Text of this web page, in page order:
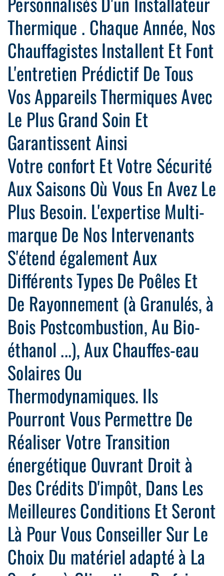
Thermique . Chaque Année, Nos
Chauffagistes Installent Et Font
L'entretien Prédictif De Tous
Vos Appareils Thermiques Avec
Le Plus Grand Soin Et
Garantissent Ainsi
Votre confort Et Votre Sécurité
Aux Saisons Où Vous En Avez Le
Plus Besoin. L'expertise Multi-
marque De Nos Intervenants
S'étend également Aux
Différents Types De Poêles Et
De Rayonnement (à Granulés, à
Bois Postcombustion, Au Bio-
éthanol ...), Aux Chauffes-eau
Solaires Ou
Thermodynamiques. Ils
Pourront Vous Permettre De
Réaliser Votre Transition
énergétique Ouvrant Droit à
Des Crédits D'impôt, Dans Les
Meilleures Conditions Et Seront
Là Pour Vous Conseiller Sur Le
Choix Du matériel adapté à La